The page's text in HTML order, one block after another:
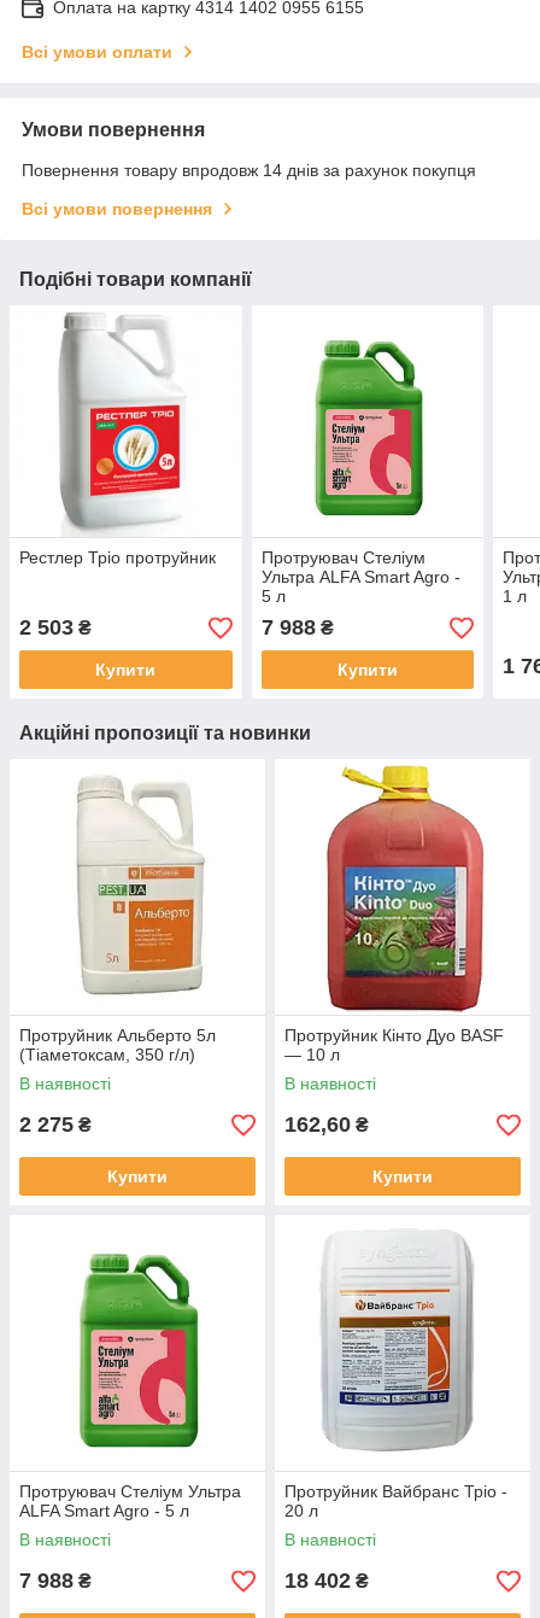
Оплата на картку 4314 1402 0955 6155
Всі умови оплати
Умови повернення
Повернення товару впродовж 14 днів за рахунок покупця
Всі умови повернення
Подібні товари компанії
Рестлер Тріо протруйник
2 503 ₴
Купити
Протруювач Стеліум
Ультра ALFA Smart Agro -
5 л
7 988₴
Купити
1 л
1
Акційні пропозиції та новинки
Протруйник Альберто 5л
(Тіаметоксам, 350 г/л)
В наявності
2 275 ₴
Купити
Протруйник Кінто Дуо BASF
— 10 л
В наявності
162,60 ₴
Купити
Протруювач Стеліум Ультра
ALFA Smart Agro - 5 л
В наявності
7 988 ₴
Протруйник Вайбранс Тріо -
20 л
В наявності
18 402 ₴